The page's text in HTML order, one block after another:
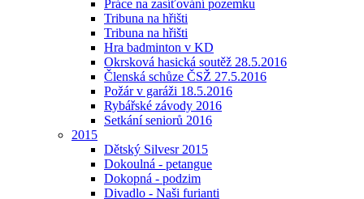
Práce na zasíťování pozemku
Tribuna na hřišti
Tribuna na hřišti
Hra badminton v KD
Okrsková hasická soutěž 28.5.2016
Členská schůze ČSŽ 27.5.2016
Požár v garáži 18.5.2016
Rybářské závody 2016
Setkání seniorů 2016
2015
Dětský Silvesr 2015
Dokoulná - petangue
Dokopná - podzim
Divadlo - Naši furianti